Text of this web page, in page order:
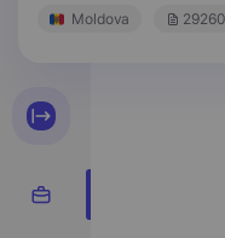
Moldova